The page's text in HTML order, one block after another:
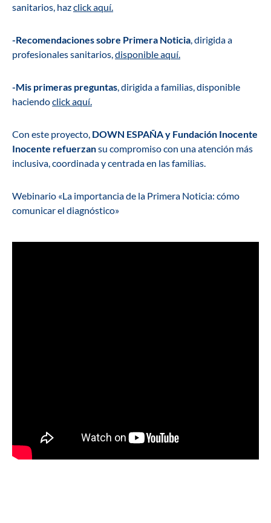
sanitarios, hazclick aquí.
-Recomendaciones sobre Primera Noticia, dirigida a
profesionales sanitarios,disponible aquí.
-Mis primeras preguntas, dirigida a familias, disponible
haciendoclick aquí.
Con este proyecto, DOWN ESPAÑA y Fundación Inocente
Inocente refuerzansu compromiso con una atención más
inclusiva, coordinada y centrada en las familias.
Webinario «La importancia de la Primera Noticia: cómo
comunicar el diagnóstico»